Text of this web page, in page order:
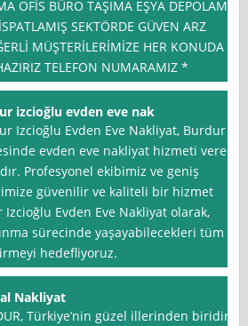
OFİS BÜRO TAŞIMA EŞYA DEPOLAMA
SEKTÖRDE GÜVEN ARZ
MÜŞTERİLERİMİZE HER KONUDA
TELEFON NUMARAMIZ *
izcioğlu evden eve nak
Izcioğlu Evden Eve Nakliyat, Burdur
evden eve nakliyat hizmeti veren
Profesyonel ekibimiz ve geniş
güvenilir ve kaliteli bir hizmet
Evden Eve Nakliyat olarak,
sürecinde yaşayabilecekleri tüm
hedefliyoruz.
Nakliyat
Türkiye’nin güzel illerinden biridir